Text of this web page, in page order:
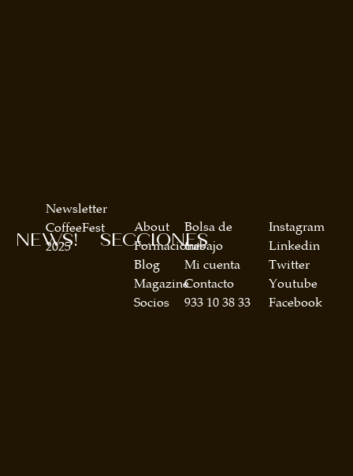
SECCIONES
About
Formaciones
Blog
Magazine
Socios
Bolsa de
trabajo
Mi cuenta
Contacto
933 10 38 33
NEWS!
Newsletter
CoffeeFest
2025
Instagram
Linkedin
Twitter
Youtube
Facebook